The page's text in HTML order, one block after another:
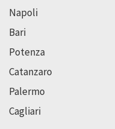
Napoli
Bari
Potenza
Catanzaro
Palermo
Cagliari